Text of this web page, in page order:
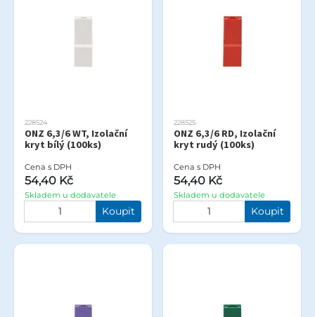
228524
ONZ 6,3/6 WT, Izolační
kryt bílý (100ks)
Cena s DPH
54,40 Kč
Skladem u dodavatele
Koupit
228525
ONZ 6,3/6 RD, Izolační
kryt rudý (100ks)
Cena s DPH
54,40 Kč
Skladem u dodavatele
Koupit